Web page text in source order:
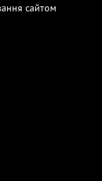
сайтом